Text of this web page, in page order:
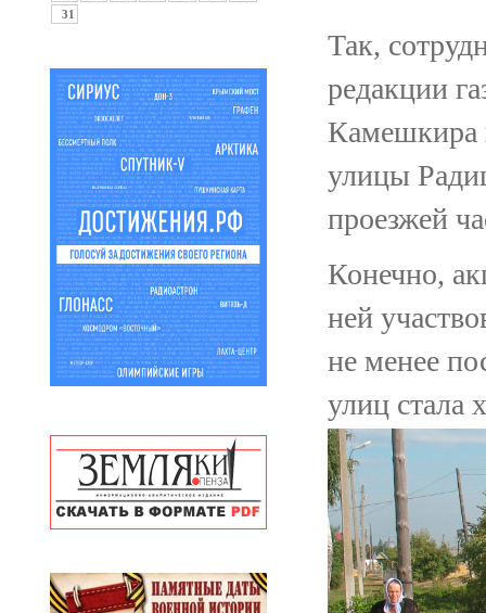
31
Так,
редакции
Камешкира
улицы
проезжей
Конечно,
ней
не менее
улиц стала